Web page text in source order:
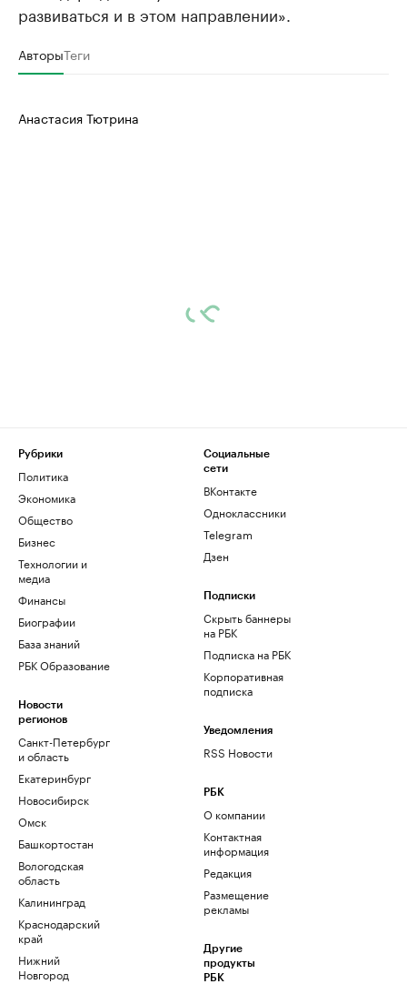
развиваться и в этом направлении».
АвторыТеги
Анастасия Тютрина
Рубрики
Политика
Экономика
Общество
Бизнес
Технологии и
медиа
Финансы
Биографии
База знаний
РБК Образование
Новости
регионов
Санкт-Петербург
и область
Екатеринбург
Новосибирск
Омск
Башкортостан
Вологодская
область
Калининград
Краснодарский
край
Нижний
Новгород
Социальные
сети
ВКонтакте
Одноклассники
Telegram
Дзен
Подписки
Скрыть баннеры
на РБК
Подписка на РБК
Корпоративная
подписка
Уведомления
RSS Новости
РБК
О компании
Контактная
информация
Редакция
Размещение
рекламы
Другие
продукты
РБК